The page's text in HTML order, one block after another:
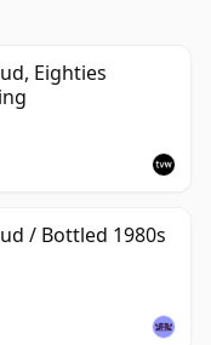
Eighties
/ Bottled 1980s